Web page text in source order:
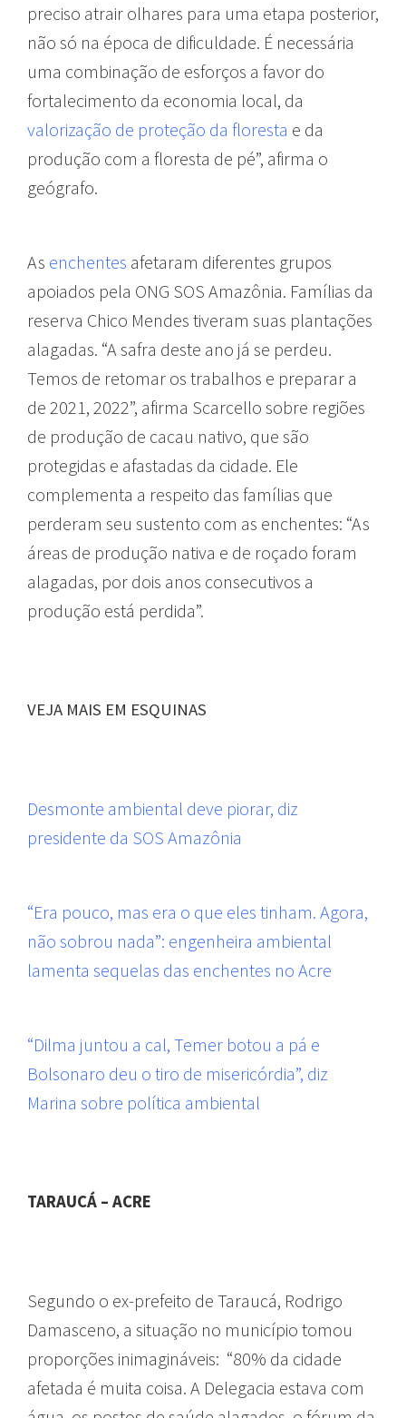
preciso atrair olhares para uma etapa posterior,
não só na época de dificuldade. É necessária
uma combinação de esforços a favor do
fortalecimento da economia local, da
valorização de proteção da floresta e da
produção com a floresta de pé”, afirma o
geógrafo.
As enchentes afetaram diferentes grupos
apoiados pela ONG SOS Amazônia. Famílias da
reserva Chico Mendes tiveram suas plantações
alagadas. “A safra deste ano já se perdeu.
Temos de retomar os trabalhos e preparar a
de 2021, 2022”, afirma Scarcello sobre regiões
de produção de cacau nativo, que são
protegidas e afastadas da cidade. Ele
complementa a respeito das famílias que
perderam seu sustento com as enchentes: “As
áreas de produção nativa e de roçado foram
alagadas, por dois anos consecutivos a
produção está perdida”.
VEJA MAIS EM ESQUINAS
Desmonte ambiental deve piorar, diz
presidente da SOS Amazônia
“Era pouco, mas era o que eles tinham. Agora,
não sobrou nada”: engenheira ambiental
lamenta sequelas das enchentes no Acre
“Dilma juntou a cal, Temer botou a pá e
Bolsonaro deu o tiro de misericórdia”, diz
Marina sobre política ambiental
TARAUCÁ – ACRE
Segundo o ex-prefeito de Taraucá, Rodrigo
Damasceno, a situação no município tomou
proporções inimagináveis: “80% da cidade
afetada é muita coisa. A Delegacia estava com